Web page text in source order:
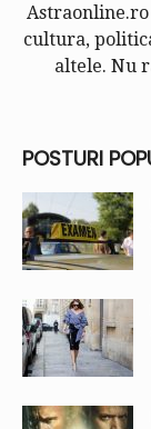
Astraonline.ro
cultura,
altele. Nu
POSTURI